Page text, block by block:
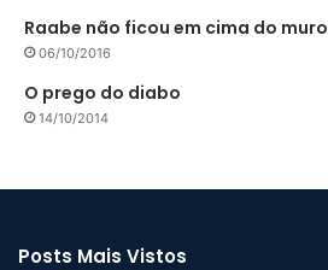
Raabe não ficou em cima do muro
06/10/2016
O prego do diabo
14/10/2014
Posts Mais Vistos